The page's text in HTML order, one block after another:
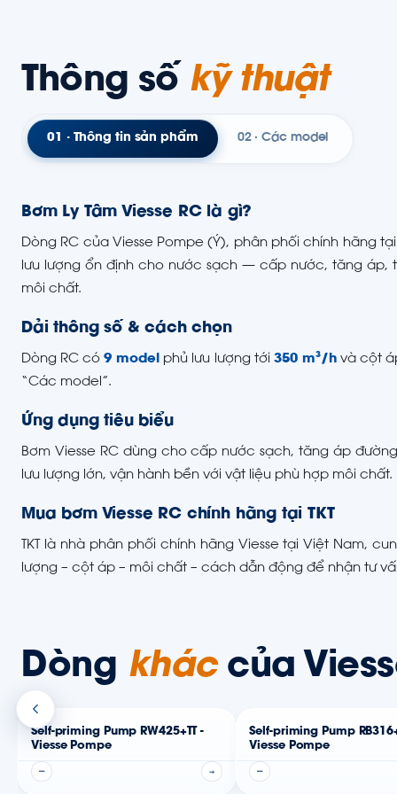
Thông số kỹ thuật
01 · Thông tin sản phẩm 02 · Các model
Bơm Ly Tâm Viesse RC là gì?
Dòng RC của Viesse Pompe (Ý), phân phối chính hãng
lưu lượng ổn định cho nước sạch — cấp nước, tăng áp,
môi chất.
Dải thông số & cách chọn
Dòng RC có9 model phủ lưu lượng tới 350 m³/hvà cột
“Các model”.
Ứng dụng tiêu biểu
Bơm Viesse RC dùng cho cấp nước sạch, tăng áp
lưu lượng lớn, vận hành bền với vật liệu phù hợp môi chất.
Mua bơm Viesse RC chính hãng tại TKT
TKT là nhà phân phối chính hãng Viesse tại Việt Nam,
lượng – cột áp – môi chất – cách dẫn động để nhận tư
Dòng kháccủa
Self-priming Pump RW425+TT -
Viesse Pompe
— →
Self-priming Pump
Viesse Pompe
—